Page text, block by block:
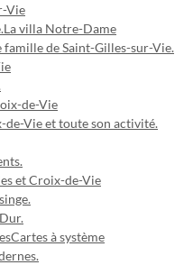
Vie
La villa Notre-Dame
famille de Saint-Gilles-sur-Vie.
de-Vie
de-Vie et toute son activité.
et Croix-de-Vie
Cartes à système